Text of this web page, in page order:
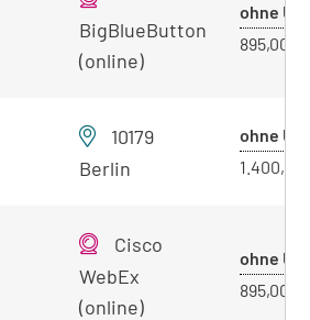
BigBlueButton
(online)
ohne Üb.
895,00 €
10179
Berlin
ohne Üb.
1.400,00
Cisco
WebEx
(online)
ohne Üb.
895,00 €